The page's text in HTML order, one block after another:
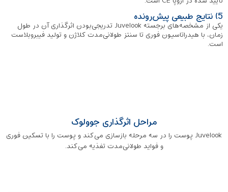
5) نتایج طبیعی پیش‌رونده
یکی از مشخصه‌های برجسته Juvelook تدریجی‌بودن اثرگذاری آن در طول
زمان، با هیدراتاسیون فوری تا سنتز طولانی‌مدت کلاژن و تولید فیبروبلاست
است.
مراحل اثرگذاری جوولوک
Juvelook پوست را در سه مرحله بازسازی می‌کند و پوست را با تسکین فوری
و فواید طولانی‌مدت تغذیه می‌کند.